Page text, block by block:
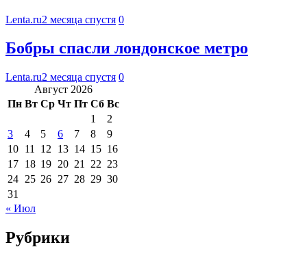
Lenta.ru2 месяца спустя 0
Бобры спасли лондонское метро
Lenta.ru2 месяца спустя 0
Август 2026
Пн Вт Ср Чт Пт Сб Вс
1
2
3
4 5 6 7 8
9
10 11 12 13 14 15 16
17 18 19 20 21 22 23
24 25 26 27 28 29 30
31
« Июл
Рубрики